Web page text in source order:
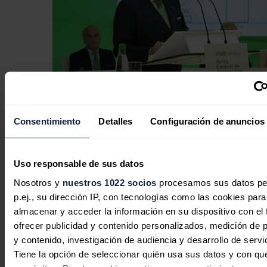
Consentimiento Detalles Configuración de anuncios
Uso responsable de sus datos
Nosotros y nuestros 1022 socios procesamos sus datos
p.ej., su dirección IP, con tecnologías como las cookies para
almacenar y acceder la información en su dispositivo con el
ofrecer publicidad y contenido personalizados, medición de
y contenido, investigación de audiencia y desarrollo de
Tiene la opción de seleccionar quién usa sus datos y con
modernizar las redes eléctricas del
Distrito Federal de Brasil
Redacción07/08/2026
Iberdrola | bp pulse cierran
financiación por hasta 230 millones
para acelerar su plan de movilidad